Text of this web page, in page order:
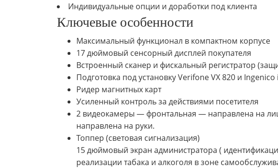
Индивидуальные опции и доработки под клиента
Ключевые особенности
Максимальный функционал в компактном корпусе
17 дюймовый сенсорный дисплей покупателя
Встроенный сканер и фискальный регистратор
Подготовка под установку Verifone VХ 820 и
Ридер магнитных карт
Усиленный контроль за действиями посетителя
2 видеокамеры — фронтальная — направлена на
направлена на руки.
Топпер (световая сигнализация)
15 дюймовый экран администратора (
реализации табака и алкоголя в зоне